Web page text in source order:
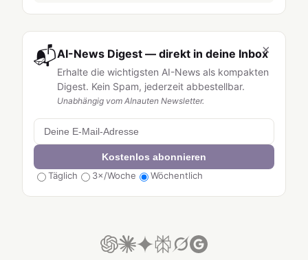
×
📬AI-News Digest — direkt in deine Inbox
Erhalte die wichtigsten AI-News als kompakten
Digest. Kein Spam, jederzeit abbestellbar.
Unabhängig vom AInauten Newsletter.
Kostenlos abonnieren
Täglich
3×/Woche Wöchentlich